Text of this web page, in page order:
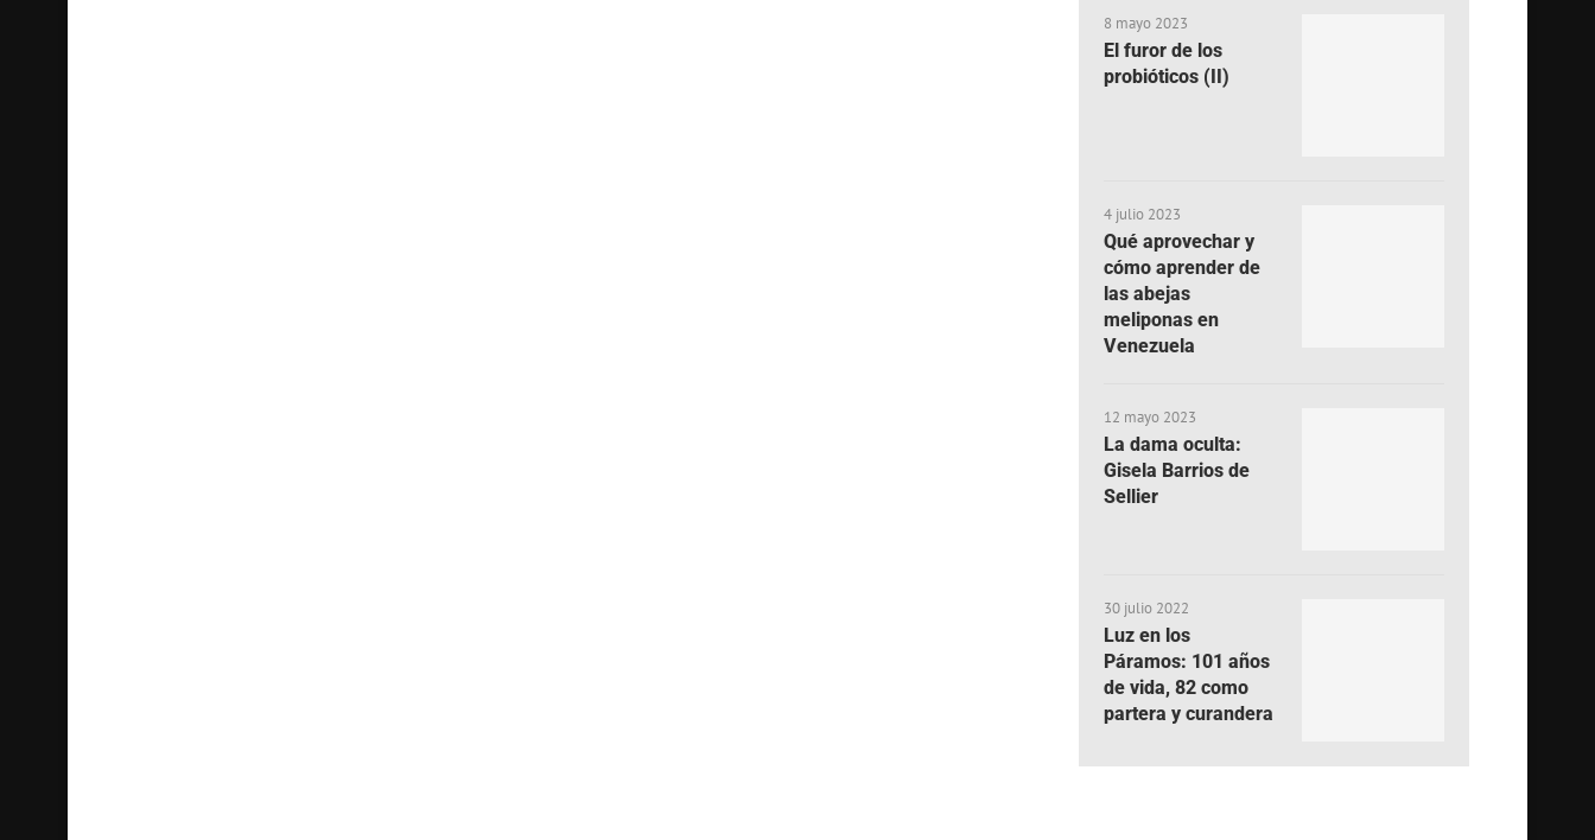
8 mayo 2023
El furor de los
probióticos (II)
4 julio 2023
Qué aprovechar y
cómo aprender de
las abejas
meliponas en
Venezuela
12 mayo 2023
La dama oculta:
Gisela Barrios de
Sellier
30 julio 2022
Luz en los
Páramos: 101 años
de vida, 82 como
partera y curandera